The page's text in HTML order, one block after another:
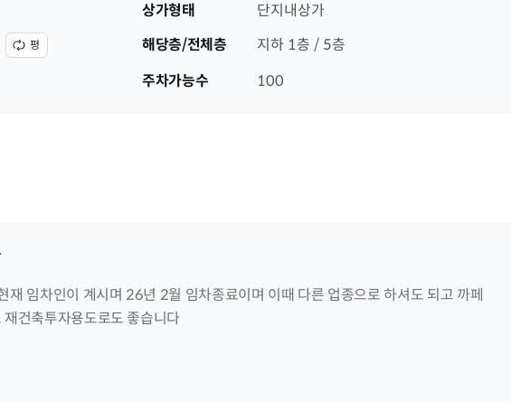
상가형태
단지내상가
평 해당층/전체층
지하 1층 / 5층
주차가능수 100
재 임차인이 계시며 26년 2월 임차종료이며 이때 다른 업종으로 하셔도 되고 까페
건축투자용도로도 좋습니다